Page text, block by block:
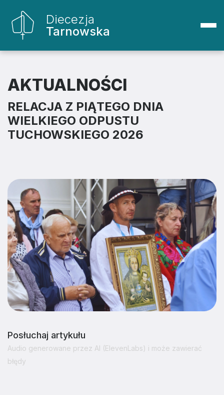
Diecezja
Tarnowska
AKTUALNOŚCI
RELACJA Z PIĄTEGO DNIA
WIELKIEGO ODPUSTU
TUCHOWSKIEGO 2026
Posłuchaj artykułu
Audio generowane przez AI (ElevenLabs) i może zawierać
błędy